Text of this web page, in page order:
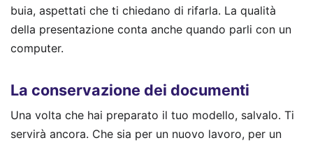
buia, aspettati che ti chiedano di rifarla. La qualità
della presentazione conta anche quando parli con un
computer.
La conservazione dei documenti
Una volta che hai preparato il tuo modello, salvalo. Ti
servirà ancora. Che sia per un nuovo lavoro, per un